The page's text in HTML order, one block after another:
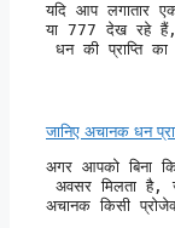
यदि आप लगातार
या 777 देख रहे
धन की प्राप्ति
जानिए अचानक धन
अगर आपको बिना
अवसर मिलता है,
अचानक किसी